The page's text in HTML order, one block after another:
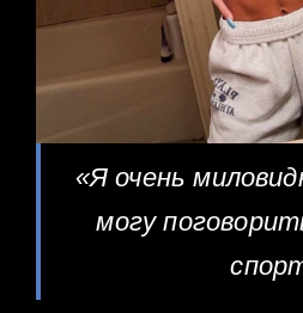
«Я очень
могу